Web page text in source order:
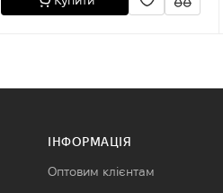
ІНФОРМАЦІЯ
Оптовим клієнтам